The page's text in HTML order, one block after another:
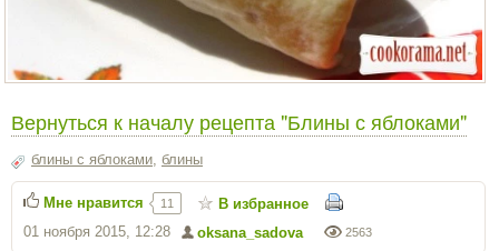
Вернуться к началу рецепта "Блины с яблоками"
блины с яблоками, блины
2563
oksana_sadova
01 ноября 2015, 12:28
Мне нравится 11 В избранное